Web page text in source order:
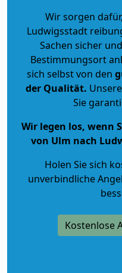
Wir sorgen
Ludwigsstadt
Sachen sicher
Bestimmungsort
sich selbst von den
der Qualität.
Sie
Wir legen los, wenn
von Ulm nach
Holen Sie sich
unverbindliche
Kostenlose